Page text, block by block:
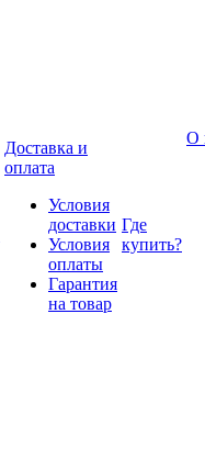
Доставка и
оплата
Условия
доставки
Условия
оплаты
Гарантия
на товар
Где
купить?
О